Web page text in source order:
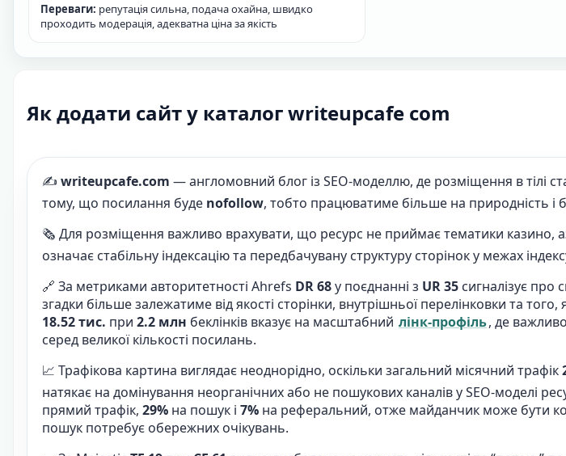
Переваги: репутація сильна, подача охайна, швидко
проходить модерація, адекватна ціна за якість
Як додати сайт у каталог writeupcafe com
✍️ writeupcafe.com — англомовний блог із SEO-моделлю, де розміщення в тілі
тому, що посилання буде nofollow, тобто працюватиме більше на природність і
🗞️ Для розміщення важливо врахувати, що ресурс не приймає тематики казино,
означає стабільну індексацію та передбачувану структуру сторінок у межах
🔗 За метриками авторитетності Ahrefs DR 68у поєднанні з UR 35 сигналізує про
згадки більше залежатиме від якості сторінки, внутрішньої перелінковки та
18.52 тис. при 2.2 млн беклінків вказує на масштабний лінк-профіль, де
серед великої кількості посилань.
📈 Трафікова картина виглядає неоднорідно, оскільки загальний місячний трафік
натякає на домінування неорганічних або не пошукових каналів у SEO-моделі
прямий трафік, 29% на пошук і 7% на реферальний, отже майданчик може бути
пошук потребує обережних очікувань.